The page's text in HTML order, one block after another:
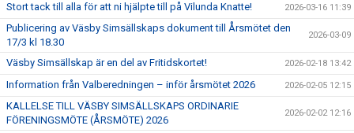
Stort tack till alla för att ni hjälpte till på Vilunda Knatte! 2026-03-16 11:39
Publicering av Väsby Simsällskaps dokument till Årsmötet den
17/3 kl 18.30
2026-03-09
Väsby Simsällskap är en del av Fritidskortet! 2026-02-18 13:42
Information från Valberedningen – inför årsmötet 2026 2026-02-05 12:15
KALLELSE TILL VÄSBY SIMSÄLLSKAPS ORDINARIE
FÖRENINGSMÖTE (ÅRSMÖTE) 2026
2026-02-02 12:16